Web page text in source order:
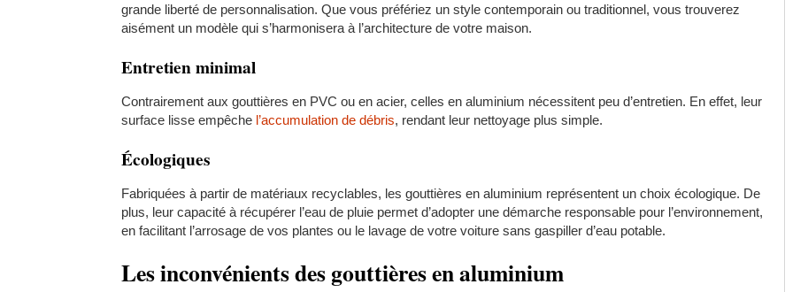
grande liberté de personnalisation. Que vous préfériez un style contemporain ou traditionnel, vous trouverez
aisément un modèle qui s’harmonisera à l’architecture de votre maison.
Entretien minimal
Contrairement aux gouttières en PVC ou en acier, celles en aluminium nécessitent peu d’entretien. En effet, leur
surface lisse empêche l’accumulation de débris, rendant leur nettoyage plus simple.
Écologiques
Fabriquées à partir de matériaux recyclables, les gouttières en aluminium représentent un choix écologique. De
plus, leur capacité à récupérer l’eau de pluie permet d’adopter une démarche responsable pour l’environnement,
en facilitant l’arrosage de vos plantes ou le lavage de votre voiture sans gaspiller d’eau potable.
Les inconvénients des gouttières en aluminium